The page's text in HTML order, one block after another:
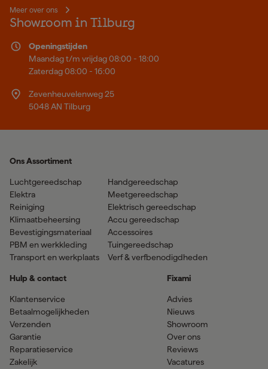
Meer over ons
Showroom in Tilburg
Openingstijden
Maandag t/m vrijdag 08:00 - 18:00
Zaterdag 08:00 - 16:00
Zevenheuvelenweg 25
5048 AN Tilburg
Ons Assortiment
Luchtgereedschap
Elektra
Reiniging
Klimaatbeheersing
Bevestigingsmateriaal
PBM en werkkleding
Transport en werkplaats
Handgereedschap
Meetgereedschap
Elektrisch gereedschap
Accu gereedschap
Accessoires
Tuingereedschap
Verf & verfbenodigdheden
Hulp & contact
Klantenservice
Betaalmogelijkheden
Verzenden
Garantie
Reparatieservice
Zakelijk
Fixami
Advies
Nieuws
Showroom
Over ons
Reviews
Vacatures